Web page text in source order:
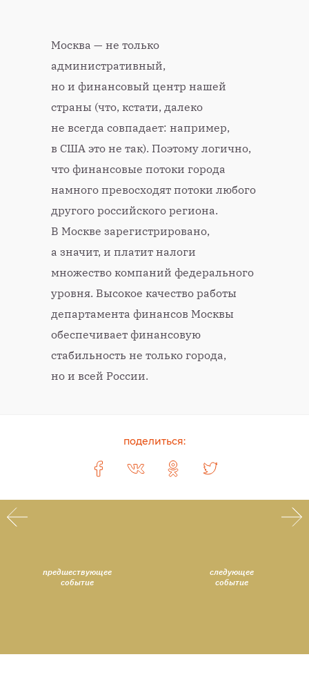
Москва — не только
административный,
но и финансовый центр нашей
страны (что, кстати, далеко
не всегда совпадает: например,
в США это не так). Поэтому логично,
что финансовые потоки города
намного превосходят потоки любого
другого российского региона.
В Москве зарегистрировано,
а значит, и платит налоги
множество компаний федерального
уровня. Высокое качество работы
департамента финансов Москвы
обеспечивает финансовую
стабильность не только города,
но и всей России.
поделиться:
предшествующее
событие
следующее
событие